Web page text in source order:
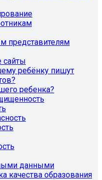
представителям
сайты
ребёнку пишут
ребенка?
данными
качества образования